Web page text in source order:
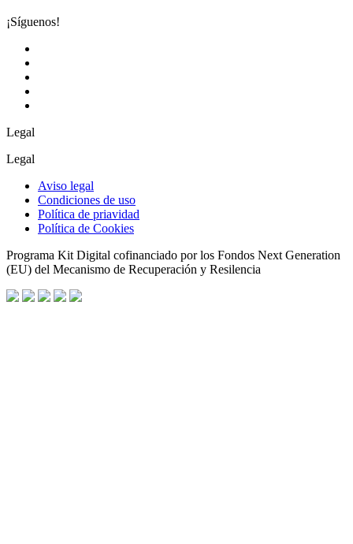
¡Síguenos!
Legal
Legal
Aviso legal
Condiciones de uso
Política de priavidad
Política de Cookies
Programa Kit Digital cofinanciado por los Fondos Next Generation
(EU) del Mecanismo de Recuperación y Resilencia